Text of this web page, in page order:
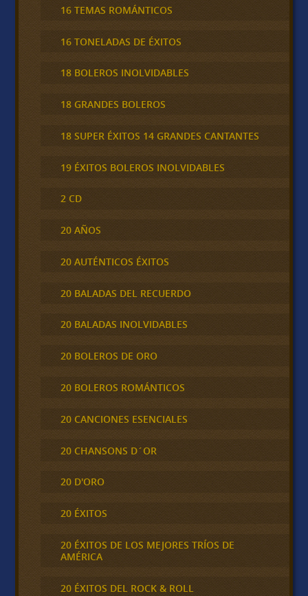
16 TEMAS ROMÁNTICOS
16 TONELADAS DE ÉXITOS
18 BOLEROS INOLVIDABLES
18 GRANDES BOLEROS
18 SUPER ÉXITOS 14 GRANDES CANTANTES
19 ÉXITOS BOLEROS INOLVIDABLES
2 CD
20 AÑOS
20 AUTÉNTICOS ÉXITOS
20 BALADAS DEL RECUERDO
20 BALADAS INOLVIDABLES
20 BOLEROS DE ORO
20 BOLEROS ROMÁNTICOS
20 CANCIONES ESENCIALES
20 CHANSONS D´OR
20 D'ORO
20 ÉXITOS
20 ÉXITOS DE LOS MEJORES TRÍOS DE
AMÉRICA
20 ÉXITOS DEL ROCK & ROLL